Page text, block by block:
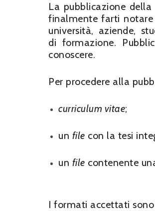
La pubblicazione della
finalmente farti
università, aziende,
di formazione.
conoscere.
Per procedere alla
curriculum vitae;
un file con la tesi
un file contenente
I formati accettati